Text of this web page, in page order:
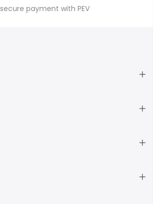
payment with PEV